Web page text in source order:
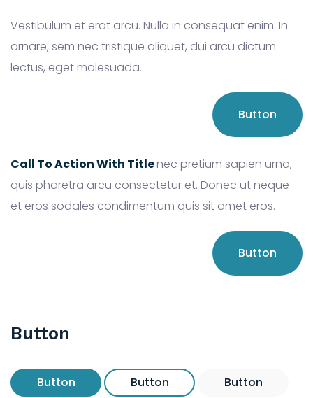
Vestibulum et erat arcu. Nulla in consequat enim. In
ornare, sem nec tristique aliquet, dui arcu dictum
lectus, eget malesuada.
Button
Call To Action With Titlenec pretium sapien urna,
quis pharetra arcu consectetur et. Donec ut neque
et eros sodales condimentum quis sit amet eros.
Button
Button
Button Button Button